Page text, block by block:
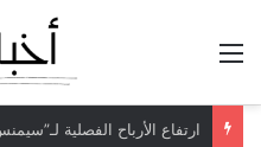
ارتفاع الأرباح الفصلية لـ”سيمنس إينرجي” بـ70%